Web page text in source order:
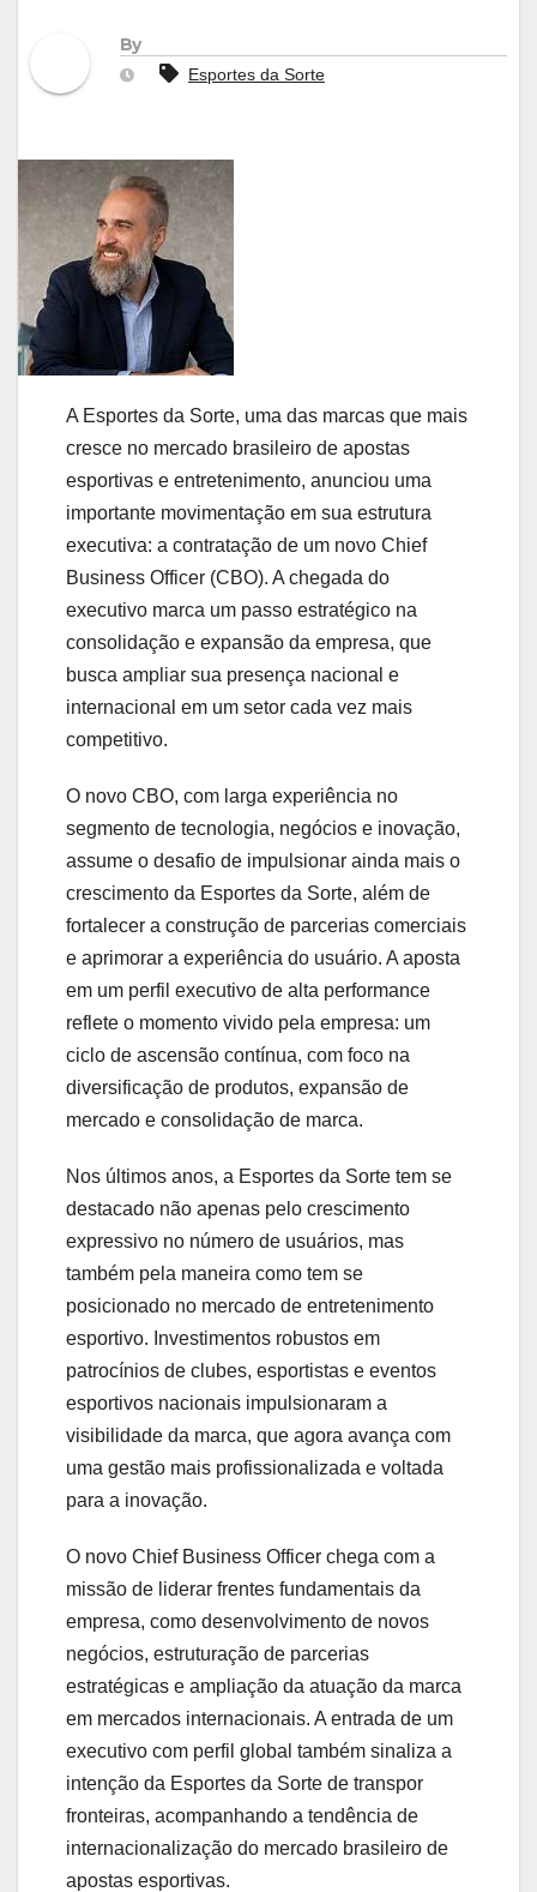
By
Esportes da Sorte
A Esportes da Sorte, uma das marcas que mais
cresce no mercado brasileiro de apostas
esportivas e entretenimento, anunciou uma
importante movimentação em sua estrutura
executiva: a contratação de um novo Chief
Business Officer (CBO). A chegada do
executivo marca um passo estratégico na
consolidação e expansão da empresa, que
busca ampliar sua presença nacional e
internacional em um setor cada vez mais
competitivo.
O novo CBO, com larga experiência no
segmento de tecnologia, negócios e inovação,
assume o desafio de impulsionar ainda mais o
crescimento da Esportes da Sorte, além de
fortalecer a construção de parcerias comerciais
e aprimorar a experiência do usuário. A aposta
em um perfil executivo de alta performance
reflete o momento vivido pela empresa: um
ciclo de ascensão contínua, com foco na
diversificação de produtos, expansão de
mercado e consolidação de marca.
Nos últimos anos, a Esportes da Sorte tem se
destacado não apenas pelo crescimento
expressivo no número de usuários, mas
também pela maneira como tem se
posicionado no mercado de entretenimento
esportivo. Investimentos robustos em
patrocínios de clubes, esportistas e eventos
esportivos nacionais impulsionaram a
visibilidade da marca, que agora avança com
uma gestão mais profissionalizada e voltada
para a inovação.
O novo Chief Business Officer chega com a
missão de liderar frentes fundamentais da
empresa, como desenvolvimento de novos
negócios, estruturação de parcerias
estratégicas e ampliação da atuação da marca
em mercados internacionais. A entrada de um
executivo com perfil global também sinaliza a
intenção da Esportes da Sorte de transpor
fronteiras, acompanhando a tendência de
internacionalização do mercado brasileiro de
apostas esportivas.